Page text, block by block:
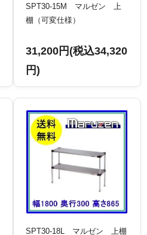
SPT30-15M マルゼン 上
棚（可変仕様）
31,200円(税込34,320
円)
SPT30-18L マルゼン 上棚